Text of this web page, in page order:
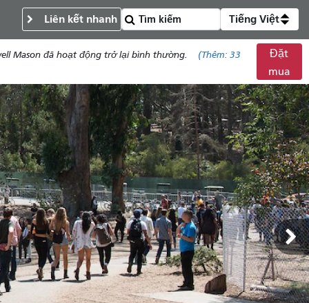
Liên kết nhanh Tiếng Việt
Mason đã hoạt động trở lại bình thường. (Thêm: 33
Đặt
mua